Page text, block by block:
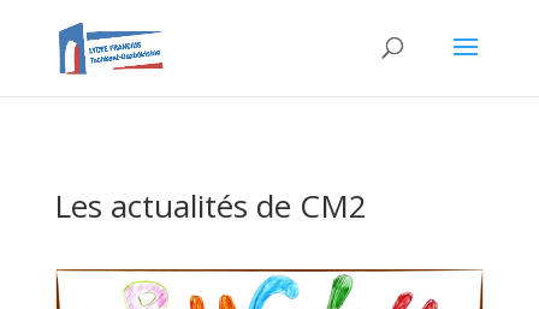
Les actualités de CM2